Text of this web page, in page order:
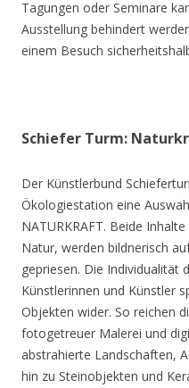
Tagungen oder Seminare
Ausstellung behindert
einem Besuch
Schiefer Turm:
Der Künstlerbund
Ökologiestation eine
NATURKRAFT. Beide
Natur, werden bildnerisch
gepriesen. Die Individualität
Künstlerinnen und Künstler
Objekten wider. So reichen
fotogetreuer Malerei und
abstrahierte Landschaften,
hin zu Steinobjekten und